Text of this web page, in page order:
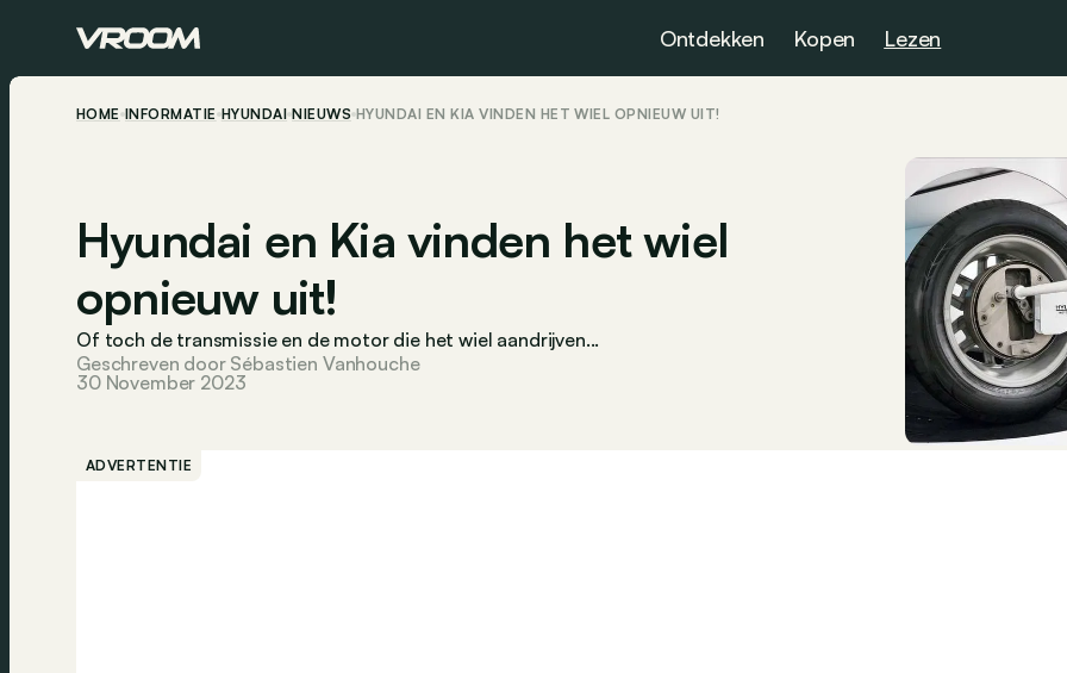
Ontdekken Kopen Lezen
HOME INFORMATIE HYUNDAI NIEUWS HYUNDAI EN KIA VINDEN HET WIEL OPNIEUW UIT!
Hyundai en Kia vinden het wiel
opnieuw uit!
Of toch de transmissie en de motor die het wiel aandrijven...
Geschreven door Sébastien Vanhouche
30 November 2023
ADVERTENTIE